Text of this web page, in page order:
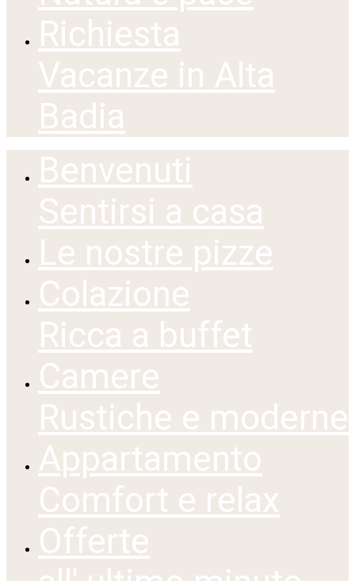
Richiesta
Vacanze in Alta
Badia
Benvenuti
Sentirsi a casa
Le nostre pizze
Colazione
Ricca a buffet
Camere
Rustiche e moderne
Appartamento
Comfort e relax
Offerte